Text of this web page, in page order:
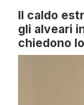
Il caldo
gli alveari
chiedono